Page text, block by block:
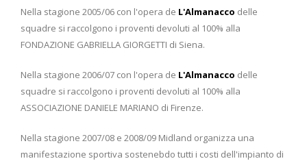
Nella stagione 2005/06 con l'opera de L'Almanacco delle
squadre si raccolgono i proventi devoluti al 100% alla
FONDAZIONE GABRIELLA GIORGETTI di Siena.
Nella stagione 2006/07 con l'opera de L'Almanacco delle
squadre si raccolgono i proventi devoluti al 100% alla
ASSOCIAZIONE DANIELE MARIANO di Firenze.
Nella stagione 2007/08 e 2008/09 Midland organizza una
manifestazione sportiva sostenebdo tutti i costi dell'impianto di